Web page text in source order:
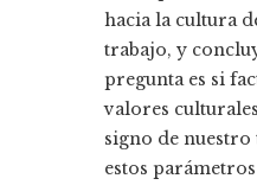
hacia la cultura
trabajo, y
pregunta es si
valores
signo de
estos